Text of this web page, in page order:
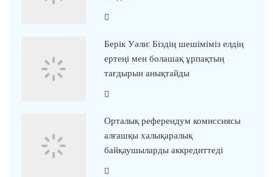
Берік Уәли: Біздің шешіміміз елдің
ертеңі мен болашақ ұрпақтың
тағдырын анықтайды
Орталық референдум комиссиясы
алғашқы халықаралық
байқаушыларды аккредиттеді